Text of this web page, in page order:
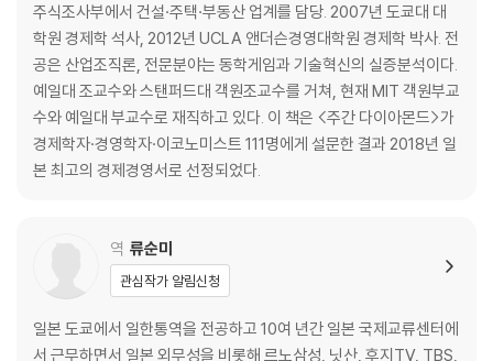
제4장 능력 격차 _ 84
‘파괴적 이노베이션’은 분류라기보다는 에피소드 | ‘정학과 동학’, 혹은 ‘근
시안 VS 선견지명’ 기존 기업의 약점 | 인텔의 사례 | 하드디스크 드라이브
HDD의 사례 | 기존 기업의 강점 모으는데 시간이 걸리는 자원을 ‘자본’이
라고 부른다 | 그래서 결국 누가 강한데? 슘페터에 의한 ‘발전’의 다섯 가지
제5장 실증분석의 세 가지 방법 _ 108
지금까지의 요약 | 방법 ①: 데이터 분석(좁은 의미) | 방법 ②: 비교 실험 |
방법 ③: 시뮬레이션
주식조사부에서 건설·주택·부동산 업계를 담당. 2007년 도쿄대 대
학원 경제학 석사, 2012년 UCLA 앤더슨경영대학원 경제학 박사. 전
공은 산업조직론, 전문분야는 동학게임과 기술혁신의 실증분석이다.
예일대 조교수와 스탠퍼드대 객원조교수를 거쳐, 현재 MIT 객원부교
수와 예일대 부교수로 재직하고 있다. 이 책은 <주간 다이아몬드>가
경제학자·경영학자·이코노미스트 111명에게 설문한 결과 2018년 일
본 최고의 경제경영서로 선정되었다.
역 류순미
관심작가 알림신청
일본 도쿄에서 일한통역을 전공하고 10여 년간 일본 국제교류센터에
서 근무하면서 일본 외무성을 비롯해 르노삼성, 닛산, 후지TV, TBS,